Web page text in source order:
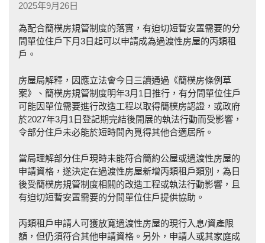
2025年9月26日
為配合簡樸房規管制度的落實，有迫切短暫安置需要的分
間單位住戶下月3日起可以申請成為過渡性房屋的丙類租
戶。
房屋局解釋，因應立法會今日三讀通過《簡樸房條例草
案》、簡樸房規管制度明年3月1日推行，有分間單位住戶
可能因單位需要進行改造工程以取得簡樸房認證，或政府
於2027年3月1日登記期完結後開展的執法行動而受影響，
令部分住戶未必能於短時間內覓得其他合適居所。
當局理解部分住戶現時未能符合簡約公屋或過渡性房屋的
申請資格，遂決定在過渡性房屋新增丙類租戶類別，為日
後受簡樸房規管制度相關的改造工程或執法行動影響，且
有迫切短暫安置需要的分間單位住戶提供協助。
丙類租戶申請人可獲放寬過渡性房屋的現行入息/資產限
額，但仍須符合其他申請資格。另外，申請人或其家庭成